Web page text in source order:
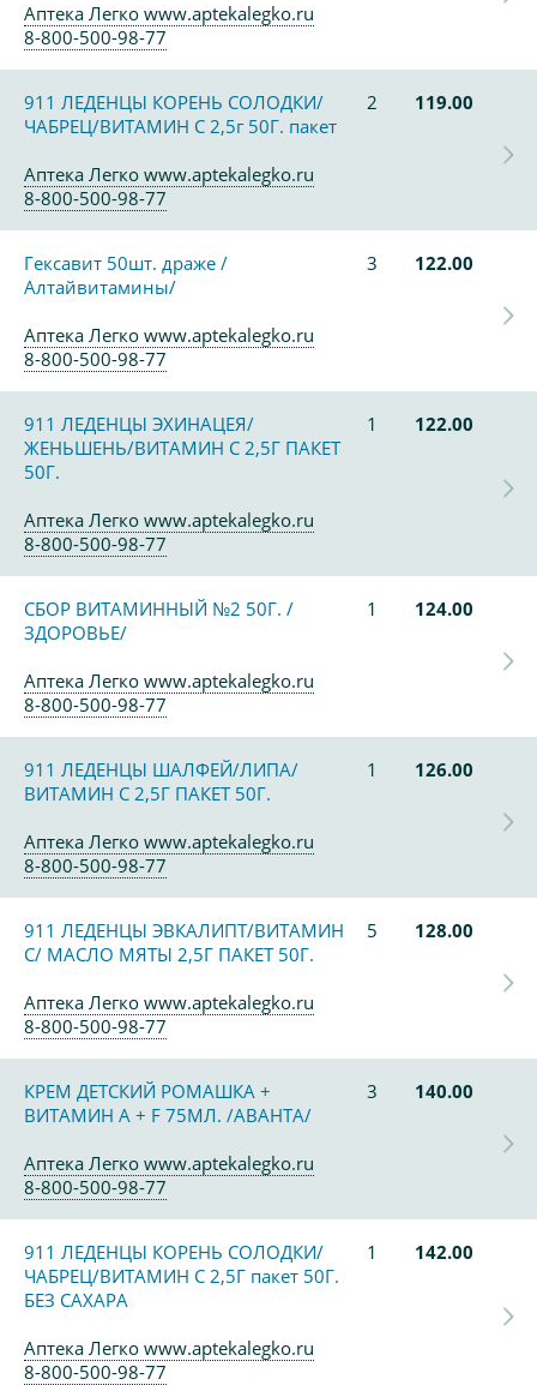
Аптека Легко www.aptekalegko.ru
8-800-500-98-77
911 ЛЕДЕНЦЫ КОРЕНЬ СОЛОДКИ/
ЧАБРЕЦ/ВИТАМИН С 2,5г 50Г. пакет
2 119.00
Аптека Легко www.aptekalegko.ru
8-800-500-98-77
Гексавит 50шт. драже /
Алтайвитамины/
3 122.00
Аптека Легко www.aptekalegko.ru
8-800-500-98-77
911 ЛЕДЕНЦЫ ЭХИНАЦЕЯ/
ЖЕНЬШЕНЬ/ВИТАМИН С 2,5Г ПАКЕТ
50Г.
1 122.00
Аптека Легко www.aptekalegko.ru
8-800-500-98-77
СБОР ВИТАМИННЫЙ №2 50Г. /
ЗДОРОВЬЕ/
1 124.00
Аптека Легко www.aptekalegko.ru
8-800-500-98-77
911 ЛЕДЕНЦЫ ШАЛФЕЙ/ЛИПА/
ВИТАМИН С 2,5Г ПАКЕТ 50Г.
1 126.00
Аптека Легко www.aptekalegko.ru
8-800-500-98-77
911 ЛЕДЕНЦЫ ЭВКАЛИПТ/ВИТАМИН
С/ МАСЛО МЯТЫ 2,5Г ПАКЕТ 50Г.
5 128.00
Аптека Легко www.aptekalegko.ru
8-800-500-98-77
КРЕМ ДЕТСКИЙ РОМАШКА +
ВИТАМИН А + F 75МЛ. /АВАНТА/
3 140.00
Аптека Легко www.aptekalegko.ru
8-800-500-98-77
911 ЛЕДЕНЦЫ КОРЕНЬ СОЛОДКИ/
ЧАБРЕЦ/ВИТАМИН С 2,5Г пакет 50Г.
БЕЗ САХАРА
1 142.00
Аптека Легко www.aptekalegko.ru
8-800-500-98-77